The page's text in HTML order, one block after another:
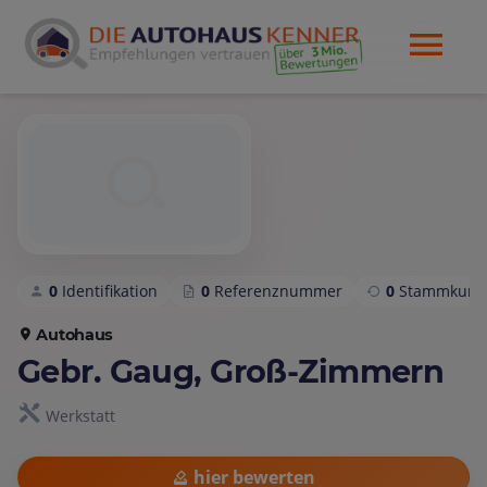
0 Identifikation 0 Referenznummer 0
Autohaus
Gebr. Gaug, Groß-Zimmern
Werkstatt
hier bewerten